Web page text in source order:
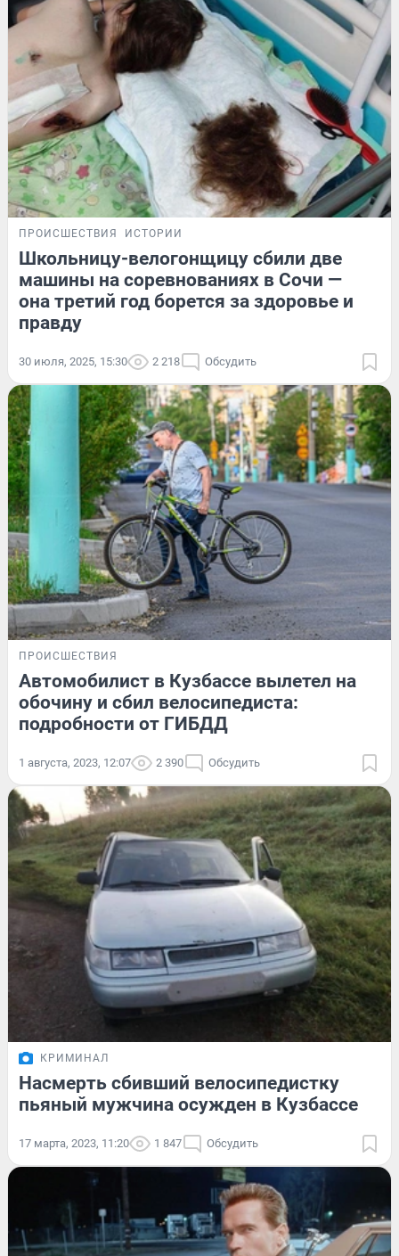
ПРОИСШЕСТВИЯ ИСТОРИИ
Школьницу-велогонщицу сбили две
машины на соревнованиях в Сочи —
она третий год борется за здоровье и
правду
30 июля, 2025, 15:30 2 218 Обсудить
ПРОИСШЕСТВИЯ
Автомобилист в Кузбассе вылетел на
обочину и сбил велосипедиста:
подробности от ГИБДД
1 августа, 2023, 12:07 2 390 Обсудить
КРИМИНАЛ
Насмерть сбивший велосипедистку
пьяный мужчина осужден в Кузбассе
17 марта, 2023, 11:20 1 847 Обсудить